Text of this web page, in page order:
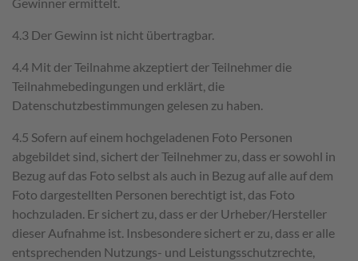
4.3 Der Gewinn ist nicht übertragbar.
4.4 Mit der Teilnahme akzeptiert der Teilnehmer die
Teilnahmebedingungen und erklärt, die
Datenschutzbestimmungen gelesen zu haben.
4.5 Sofern auf einem hochgeladenen Foto Personen
abgebildet sind, sichert der Teilnehmer zu, dass er sowohl in
Bezug auf das Foto selbst als auch in Bezug auf alle auf dem
Foto dargestellten Personen berechtigt ist, das Foto
hochzuladen. Er sichert zu, dass er der Urheber/Hersteller
dieser Aufnahme ist. Insbesondere sichert er zu, dass er alle
entsprechenden Nutzungs- und Leistungsschutzrechte,